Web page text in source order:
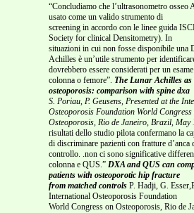
“Concludiamo che l’ultrasonometro osseo
usato come un valido strumento di
screening in accordo con le linee guida
Society for clinical Densitometry). In
situazioni in cui non fosse disponibile una
Achilles è un’utile strumento per
dovrebbero essere considerati per un
colonna o femore”. The Lunar Achilles
osteoporosis: comparison with spine dxa
S. Poriau, P. Geusens, Presented at the
Osteoporosis Foundation World Congress
Osteoporosis, Rio de Janeiro, Brazil, May
risultati dello studio pilota confermano la
di discriminare pazienti con fratture d’anca
controllo. .non ci sono significative
colonna e QUS.” DXA and QUS can
patients with osteoporotic hip fracture
from matched controls P. Hadji, G.
International Osteoporosis Foundation
World Congress on Osteoporosis, Rio de